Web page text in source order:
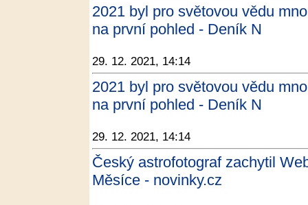
2021 byl pro světovou vědu
na první pohled - Deník N
29. 12. 2021, 14:14
2021 byl pro světovou vědu
na první pohled - Deník N
29. 12. 2021, 14:14
Český astrofotograf zachytil
Měsíce - novinky.cz